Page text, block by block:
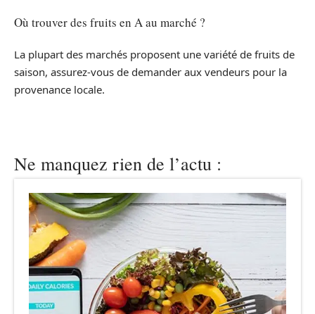
Où trouver des fruits en A au marché ?
La plupart des marchés proposent une variété de fruits de
saison, assurez-vous de demander aux vendeurs pour la
provenance locale.
Ne manquez rien de l’actu :